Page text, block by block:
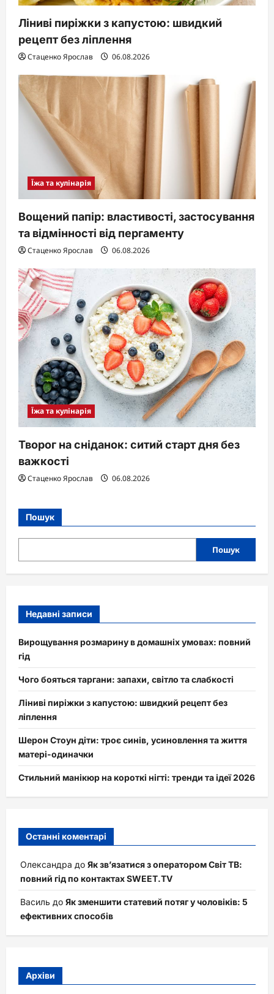
Ліниві пиріжки з капустою: швидкий
рецепт без ліплення
Стаценко Ярослав 06.08.2026
Їжа та кулінарія
Вощений папір: властивості, застосування
та відмінності від пергаменту
Стаценко Ярослав 06.08.2026
Їжа та кулінарія
Творог на сніданок: ситий старт дня без
важкості
Стаценко Ярослав 06.08.2026
Пошук
Пошук
Недавні записи
Вирощування розмарину в домашніх умовах: повний
гід
Чого бояться таргани: запахи, світло та слабкості
Ліниві пиріжки з капустою: швидкий рецепт без
ліплення
Шерон Стоун діти: троє синів, усиновлення та життя
матері-одиначки
Стильний манікюр на короткі нігті: тренди та ідеї 2026
Останні коментарі
Олександра до Як зв’язатися з оператором Світ ТВ:
повний гід по контактах SWEET.TV
Василь до Як зменшити статевий потяг у чоловіків: 5
ефективних способів
Архіви